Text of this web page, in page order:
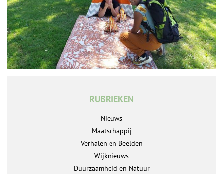
RUBRIEKEN
Nieuws
Maatschappij
Verhalen en Beelden
Wijknieuws
Duurzaamheid en Natuur